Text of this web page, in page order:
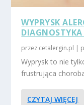
WYPRYSK
DIAGNOSTYKA
przez cetalergin.pl |
Wyprysk to nie
frustrująca
CZYTAJ WIĘCEJ